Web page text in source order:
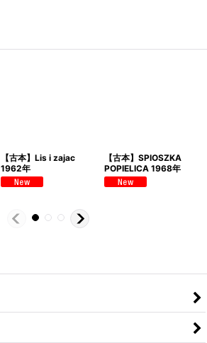
【古本】Lis i zajac
1962年
【古本】SPIOSZKA
POPIELICA 1968年